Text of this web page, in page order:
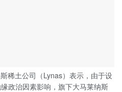
稀土公司（Lynas）表示，由于设
政治因素影响，旗下大马莱纳斯